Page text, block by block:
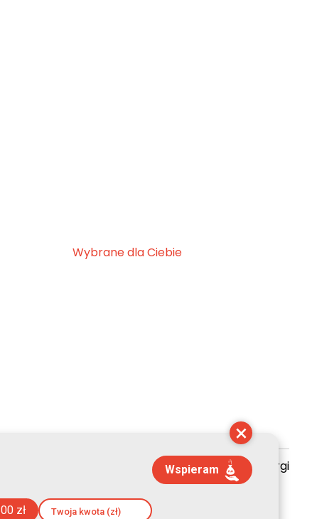
Wybrane dla Ciebie
Kultury Chrześcijańskiej im. ks. Piotra Skargi
×
500 zł
Wspieram